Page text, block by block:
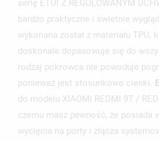
serię ETUI Z REGULOWANYM
bardzo praktyczne i świetnie
wykonana został z materiału TPU,
doskonale dopasowuje się do
rodzaj pokrowca nie powoduje
ponieważ jest stosunkowo cienki.
do modelu XIAOMI REDMI 9T /
czemu masz pewność, że posiada
wycięcia na porty i złącza